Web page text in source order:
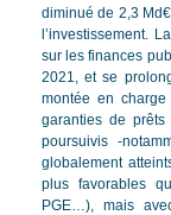
diminué de 2,3
l’investissement.
sur les finances
2021, et se
montée en
garanties de
poursuivis -
globalement
plus favorables
PGE…), mais